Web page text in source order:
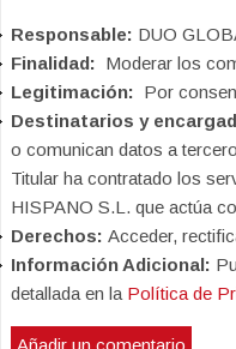
Responsable: DUO
Finalidad: Moderar los
Legitimación: Por
Destinatarios y
o comunican datos a
Titular ha contratado los
HISPANO S.L. que actúa
Derechos: Acceder,
Información Adicional:
detallada en la Política de